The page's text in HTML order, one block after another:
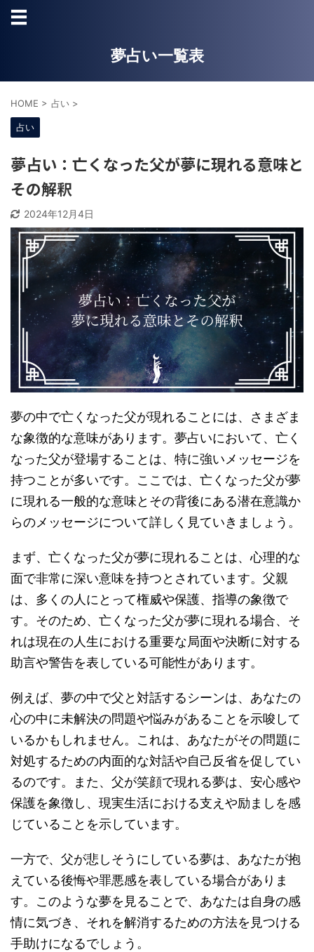
夢占い一覧表
HOME > 占い >
占い
夢占い：亡くなった父が夢に現れる意味と
その解釈
2024年12月4日
夢の中で亡くなった父が現れることには、さまざま
な象徴的な意味があります。夢占いにおいて、亡く
なった父が登場することは、特に強いメッセージを
持つことが多いです。ここでは、亡くなった父が夢
に現れる一般的な意味とその背後にある潜在意識か
らのメッセージについて詳しく見ていきましょう。
まず、亡くなった父が夢に現れることは、心理的な
面で非常に深い意味を持つとされています。父親
は、多くの人にとって権威や保護、指導の象徴で
す。そのため、亡くなった父が夢に現れる場合、そ
れは現在の人生における重要な局面や決断に対する
助言や警告を表している可能性があります。
例えば、夢の中で父と対話するシーンは、あなたの
心の中に未解決の問題や悩みがあることを示唆して
いるかもしれません。これは、あなたがその問題に
対処するための内面的な対話や自己反省を促してい
るのです。また、父が笑顔で現れる夢は、安心感や
保護を象徴し、現実生活における支えや励ましを感
じていることを示しています。
一方で、父が悲しそうにしている夢は、あなたが抱
えている後悔や罪悪感を表している場合がありま
す。このような夢を見ることで、あなたは自身の感
情に気づき、それを解消するための方法を見つける
手助けになるでしょう。